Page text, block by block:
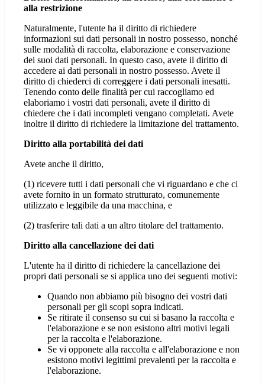
alla restrizione
Naturalmente, l'utente ha il diritto di richiedere
informazioni sui dati personali in nostro possesso, nonché
sulle modalità di raccolta, elaborazione e conservazione
dei suoi dati personali. In questo caso, avete il diritto di
accedere ai dati personali in nostro possesso. Avete il
diritto di chiederci di correggere i dati personali inesatti.
Tenendo conto delle finalità per cui raccogliamo ed
elaboriamo i vostri dati personali, avete il diritto di
chiedere che i dati incompleti vengano completati. Avete
inoltre il diritto di richiedere la limitazione del trattamento.
Diritto alla portabilità dei dati
Avete anche il diritto,
(1) ricevere tutti i dati personali che vi riguardano e che ci
avete fornito in un formato strutturato, comunemente
utilizzato e leggibile da una macchina, e
(2) trasferire tali dati a un altro titolare del trattamento.
Diritto alla cancellazione dei dati
L'utente ha il diritto di richiedere la cancellazione dei
propri dati personali se si applica uno dei seguenti motivi:
Quando non abbiamo più bisogno dei vostri dati
personali per gli scopi sopra indicati.
Se ritirate il consenso su cui si basano la raccolta e
l'elaborazione e se non esistono altri motivi legali
per la raccolta e l'elaborazione.
Se vi opponete alla raccolta e all'elaborazione e non
esistono motivi legittimi prevalenti per la raccolta e
l'elaborazione.